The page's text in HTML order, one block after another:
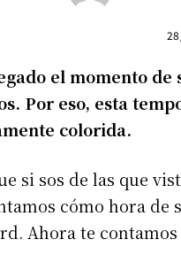
el momento
Por eso, esta
colorida.
si sos de las que
cómo hora de
Ahora te